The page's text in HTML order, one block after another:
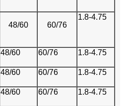
48/60 60/76
1.8-4.75
48/60 60/76 1.8-4.75
48/60 60/76 1.8-4.75
48/60 60/76 1.8-4.75